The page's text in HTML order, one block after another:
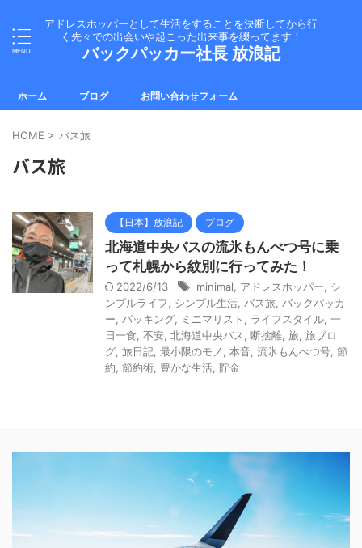
アドレスホッパーとして生活をすることを決断してから行
く先々での出会いや起こった出来事を綴ってます！
バックパッカー社長 放浪記
ホーム ブログ お問い合わせフォーム
HOME > バス旅
バス旅
【日本】放浪記 ブログ
北海道中央バスの流氷もんべつ号に乗
って札幌から紋別に行ってみた！
2022/6/13 minimal アドレスホッパー
シ
ンプルライフ
シンプル生活 バス旅
バックパッカ
ー
パッキング ミニマリスト ライフスタイル 一
日一食 不安 北海道中央バス 断捨離 旅 旅ブロ
グ 旅日記 最小限のモノ 本音 流氷もんべつ号 節
約 節約術 豊かな生活 貯金